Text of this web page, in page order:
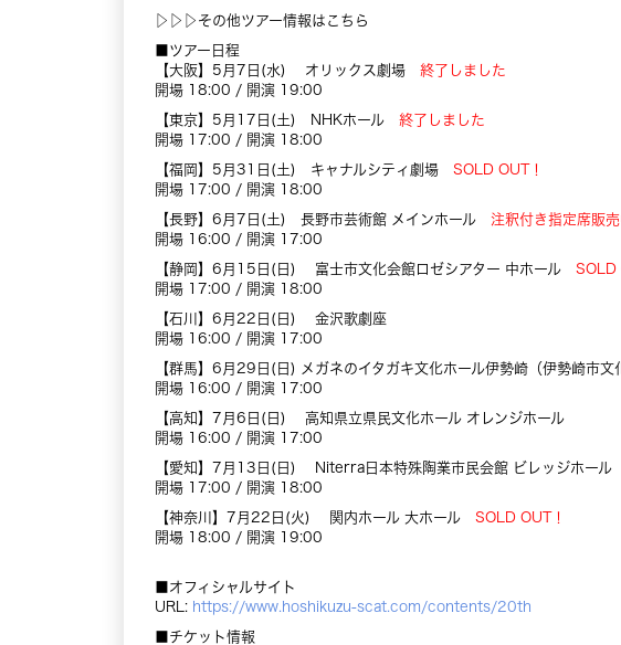
▷▷▷その他ツアー情報はこちら
■ツアー日程
【大阪】5月7日(水) オリックス劇場 終了しました
開場 18:00 / 開演 19:00
【東京】5月17日(土) NHKホール 終了しました
開場 17:00 / 開演 18:00
【福岡】5月31日(土) キャナルシティ劇場 SOLD OUT！
開場 17:00 / 開演 18:00
【長野】6月7日(土) 長野市芸術館 メインホール 注釈付き指定席販
開場 16:00 / 開演 17:00
【静岡】6月15日(日) 富士市文化会館ロゼシアター 中ホール SOLD
開場 17:00 / 開演 18:00
【石川】6月22日(日) 金沢歌劇座
開場 16:00 / 開演 17:00
【群馬】6月29日(日) メガネのイタガキ文化ホール伊勢崎（伊勢崎市
開場 16:00 / 開演 17:00
【高知】7月6日(日) 高知県立県民文化ホール オレンジホール
開場 16:00 / 開演 17:00
【愛知】7月13日(日) Niterra日本特殊陶業市民会館 ビレッジホール
開場 17:00 / 開演 18:00
【神奈川】7月22日(火) 関内ホール 大ホール SOLD OUT！
開場 18:00 / 開演 19:00
■オフィシャルサイト
URL: https://www.hoshikuzu-scat.com/contents/20th
■チケット情報